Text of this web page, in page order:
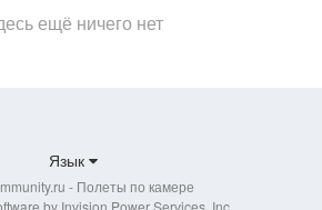
ещё ничего нет
Язык
- Полеты по камере